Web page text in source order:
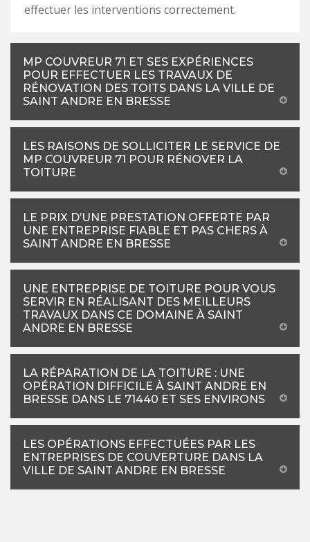
effectuer les interventions correctement.
MP COUVREUR 71 ET SES EXPÉRIENCES
POUR EFFECTUER LES TRAVAUX DE
RÉNOVATION DES TOITS DANS LA VILLE DE
SAINT ANDRE EN BRESSE
LES RAISONS DE SOLLICITER LE SERVICE DE
MP COUVREUR 71 POUR RÉNOVER LA
TOITURE
LE PRIX D’UNE PRESTATION OFFERTE PAR
UNE ENTREPRISE FIABLE ET PAS CHERS À
SAINT ANDRE EN BRESSE
UNE ENTREPRISE DE TOITURE POUR VOUS
SERVIR EN RÉALISANT DES MEILLEURS
TRAVAUX DANS CE DOMAINE À SAINT
ANDRE EN BRESSE
LA RÉPARATION DE LA TOITURE : UNE
OPÉRATION DIFFICILE À SAINT ANDRE EN
BRESSE DANS LE 71440 ET SES ENVIRONS
LES OPÉRATIONS EFFECTUÉES PAR LES
ENTREPRISES DE COUVERTURE DANS LA
VILLE DE SAINT ANDRE EN BRESSE